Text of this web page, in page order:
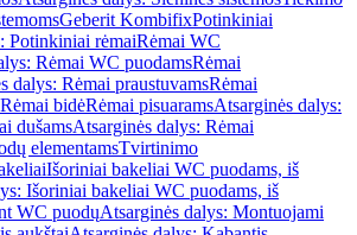
Geberit KombifixPotinkiniai
Potinkiniai rėmaiRėmai WC
Rėmai WC puodamsRėmai
dalys: Rėmai praustuvamsRėmai
bidėRėmai pisuaramsAtsarginės dalys:
dušamsAtsarginės dalys: Rėmai
elementamsTvirtinimo
Išoriniai bakeliai WC puodams, iš
Išoriniai bakeliai WC puodams, iš
WC puodųAtsarginės dalys: Montuojami